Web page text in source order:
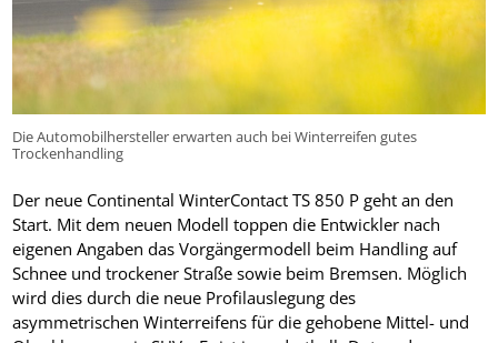
Die Automobilhersteller erwarten auch bei Winterreifen gutes
Trockenhandling
Der neue Continental WinterContact TS 850 P geht an den
Start. Mit dem neuen Modell toppen die Entwickler nach
eigenen Angaben das Vorgängermodell beim Handling auf
Schnee und trockener Straße sowie beim Bremsen. Möglich
wird dies durch die neue Profilauslegung des
asymmetrischen Winterreifens für die gehobene Mittel- und